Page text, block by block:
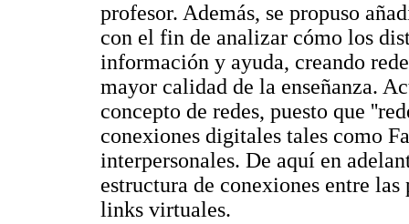
profesor. Además, se propuso
con el fin de analizar cómo los
información y ayuda, creando
mayor calidad de la enseñanza.
concepto de redes, puesto que
conexiones digitales tales como
interpersonales. De aquí en
estructura de conexiones entre
links virtuales.